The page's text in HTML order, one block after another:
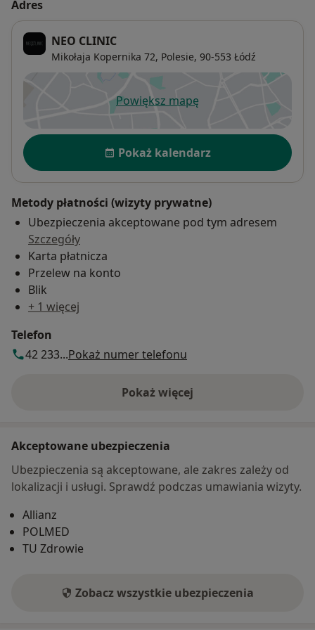
Adres
NEO CLINIC
Mikołaja Kopernika 72, Polesie, 90-553 Łódź
Powiększ mapęotwiera się w nowej karcie
Dostępność
Pokaż kalendarz
Metody płatności (wizyty prywatne)
Ubezpieczenia akceptowane pod tym adresem
Szczegóły
Karta płatnicza
Przelew na konto
Blik
+ 1 więcej
Telefon
42 233...Pokaż numer telefonu
Pokaż więcej
o adresie
Akceptowane ubezpieczenia
Ubezpieczenia są akceptowane, ale zakres zależy od
lokalizacji i usługi. Sprawdź podczas umawiania wizyty.
Allianz
POLMED
TU Zdrowie
Zobacz wszystkie ubezpieczenia